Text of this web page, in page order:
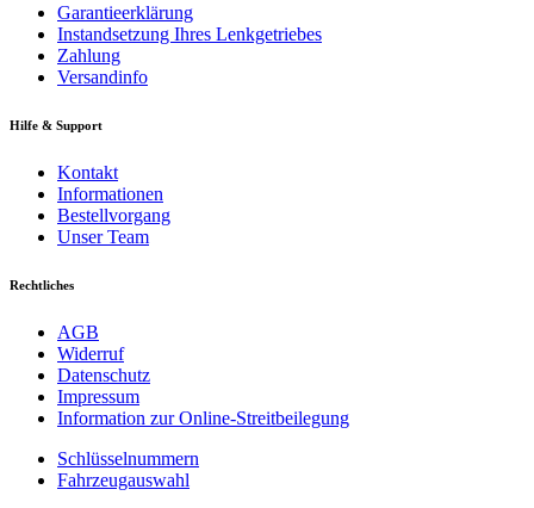
Garantieerklärung
Instandsetzung Ihres Lenkgetriebes
Zahlung
Versandinfo
Hilfe & Support
Kontakt
Informationen
Bestellvorgang
Unser Team
Rechtliches
AGB
Widerruf
Datenschutz
Impressum
Information zur Online-Streitbeilegung
Schlüsselnummern
Fahrzeugauswahl